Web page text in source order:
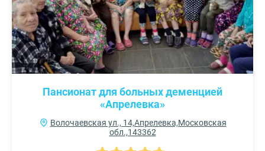
Пансионат для больных деменцией
«Апрелевка»
Волочаевская ул., 14,Апрелевка,Московская
обл.,143362